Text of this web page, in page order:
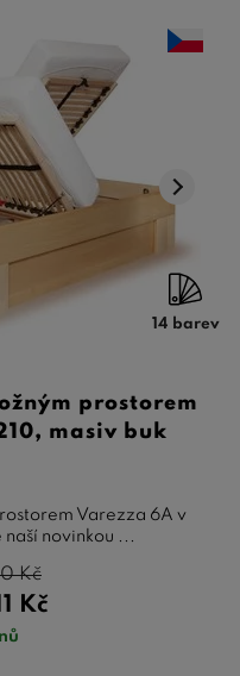
14 barev
prostorem
masiv buk
Varezza 6A v
novinkou ...
Kč
Kč